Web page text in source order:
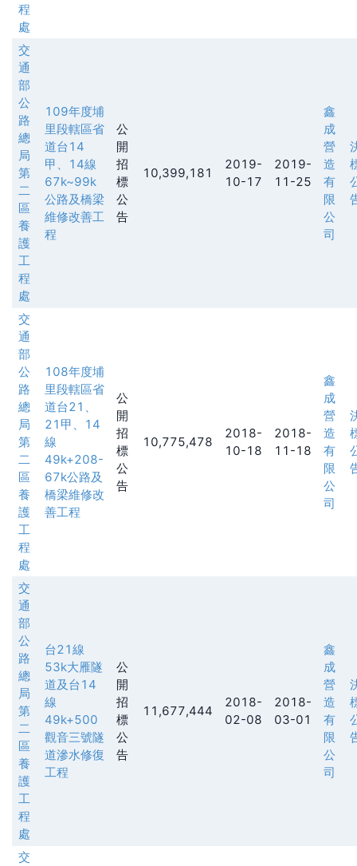
程
處
交
通
部
公
路
總
局
第
二
區
養
護
工
程
處
109年度埔
里段轄區省
道台14
甲、14線
67k~99k
公路及橋梁
維修改善工
程
公
開
招
標
公
告
10,399,181
2019-
10-17
2019-
11-25
鑫
成
營
造
有
限
公
司
交
通
部
公
路
總
局
第
二
區
養
護
工
程
處
108年度埔
里段轄區省
道台21、
21甲、14
線
49k+208-
67k公路及
橋梁維修改
善工程
公
開
招
標
公
告
10,775,478
2018-
10-18
2018-
11-18
鑫
成
營
造
有
限
公
司
交
通
部
公
路
總
局
第
二
區
養
護
工
程
處
台21線
53k大雁隧
道及台14
線
49k+500
觀音三號隧
道滲水修復
工程
公
開
招
標
公
告
11,677,444
2018-
02-08
2018-
03-01
鑫
成
營
造
有
限
公
司
交